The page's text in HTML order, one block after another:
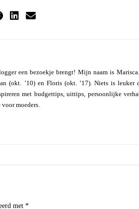
een bezoekje brengt! Mijn naam is
(okt. ’10) en Floris (okt. ’17). Niets is leuker
met budgettips, uittips, persoonlijke
moeders.
met *